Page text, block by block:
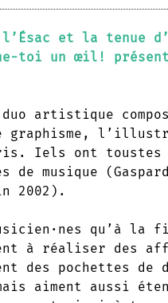
et la tenue
toi un œil!
artistique
graphisme,
Iels ont toustes
de musique
2002).
qu’à
à réaliser des
des pochettes
aiment aussi